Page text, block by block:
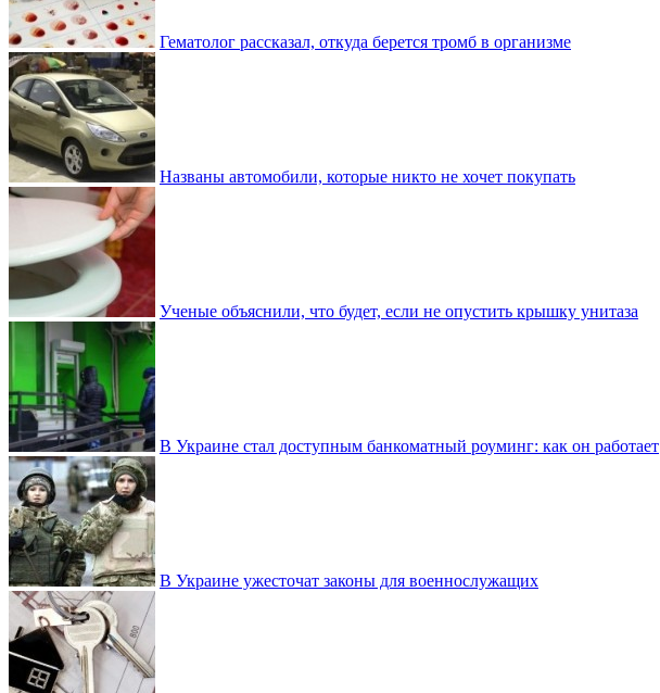
Гематолог рассказал, откуда берется тромб в организме
Названы автомобили, которые никто не хочет покупать
Ученые объяснили, что будет, если не опустить крышку унитаза
В Украине стал доступным банкоматный роуминг: как он работает
В Украине ужесточат законы для военнослужащих